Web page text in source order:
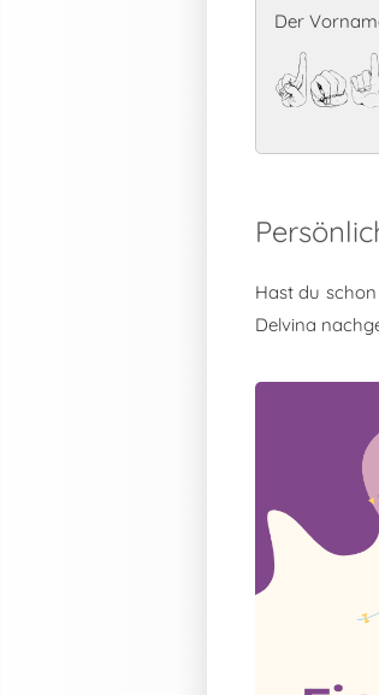
Der
Hast du
Delvina